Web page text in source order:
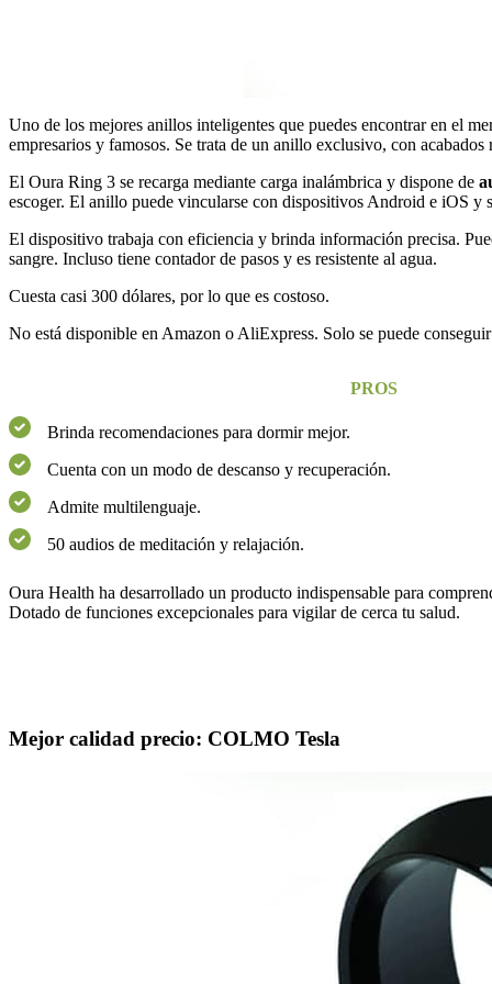
Uno de los mejores anillos inteligentes que puedes encontrar en el
empresarios y famosos. Se trata de un anillo exclusivo, con acabados
El Oura Ring 3 se recarga mediante carga inalámbrica y dispone de
escoger. El anillo puede vincularse con dispositivos Android e iOS
El dispositivo trabaja con eficiencia y brinda información precisa.
sangre. Incluso tiene contador de pasos y es resistente al agua.
Cuesta casi 300 dólares, por lo que es costoso.
No está disponible en Amazon o AliExpress. Solo se puede
PROS
Brinda recomendaciones para dormir mejor.
Cuenta con un modo de descanso y recuperación.
Admite multilenguaje.
50 audios de meditación y relajación.
Oura Health ha desarrollado un producto indispensable para
Dotado de funciones excepcionales para vigilar de cerca tu salud.
Mejor calidad precio: COLMO Tesla